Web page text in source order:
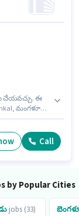
చేయవచ్చు. ఈ
మంగళూరు
జరుగుతోంది.
జీతం ₹1
Call
by Popular Cities
jobs (33)